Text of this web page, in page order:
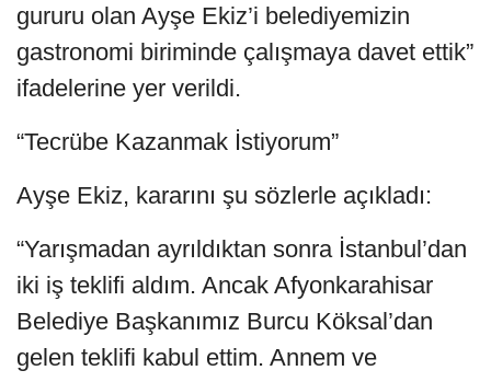
gururu olan Ayşe Ekiz’i belediyemizin
gastronomi biriminde çalışmaya davet ettik”
ifadelerine yer verildi.
“Tecrübe Kazanmak İstiyorum”
Ayşe Ekiz, kararını şu sözlerle açıkladı:
“Yarışmadan ayrıldıktan sonra İstanbul’dan
iki iş teklifi aldım. Ancak Afyonkarahisar
Belediye Başkanımız Burcu Köksal’dan
gelen teklifi kabul ettim. Annem ve